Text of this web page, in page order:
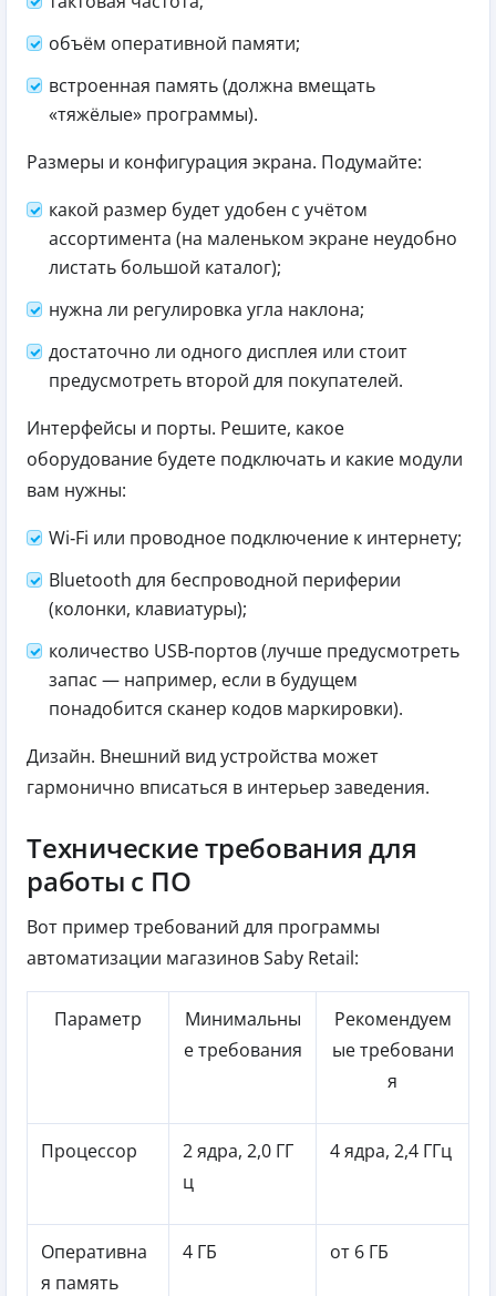
объём оперативной памяти;
встроенная память (должна вмещать
«тяжёлые» программы).
Размеры и конфигурация экрана. Подумайте:
какой размер будет удобен с учётом
ассортимента (на маленьком экране неудобно
листать большой каталог);
нужна ли регулировка угла наклона;
достаточно ли одного дисплея или стоит
предусмотреть второй для покупателей.
Интерфейсы и порты. Решите, какое
оборудование будете подключать и какие модули
вам нужны:
Wi‑Fi или проводное подключение к интернету;
Bluetooth для беспроводной периферии
(колонки, клавиатуры);
количество USB‑портов (лучше предусмотреть
запас — например, если в будущем
понадобится сканер кодов маркировки).
Дизайн. Внешний вид устройства может
гармонично вписаться в интерьер заведения.
Технические требования для
работы с ПО
Вот пример требований для программы
автоматизации магазинов Saby Retail:
Параметр
Минимальны
е требования
Рекомендуем
ые требовани
я
Процессор
2 ядра, 2,0 ГГ
ц
4 ядра, 2,4 ГГц
Оперативна
я память
4 ГБ от 6 ГБ